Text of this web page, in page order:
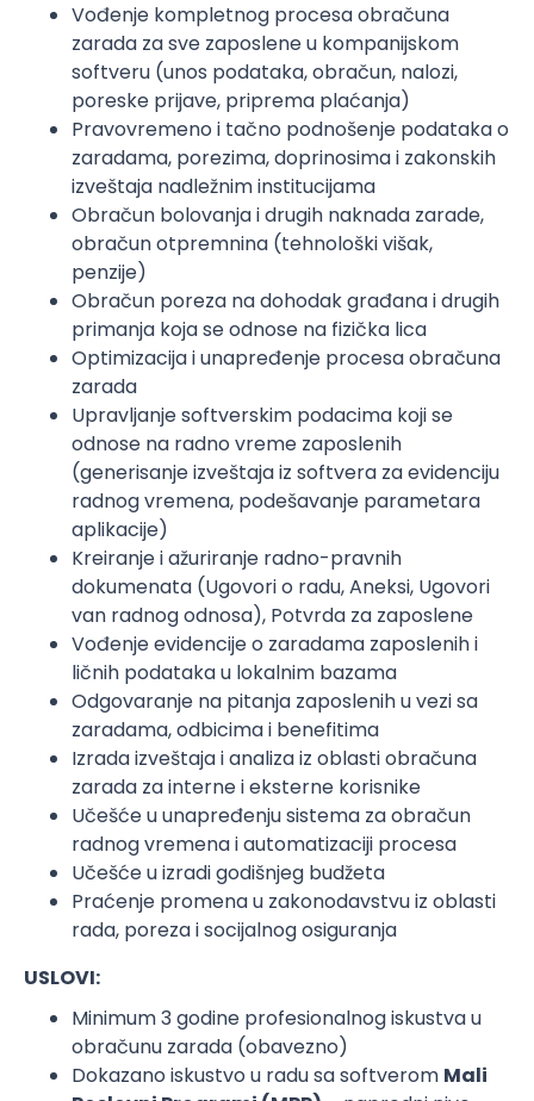
Vođenje kompletnog procesa obračuna
zarada za sve zaposlene u kompanijskom
softveru (unos podataka, obračun, nalozi,
poreske prijave, priprema plaćanja)
Pravovremeno i tačno podnošenje podataka o
zaradama, porezima, doprinosima i zakonskih
izveštaja nadležnim institucijama
Obračun bolovanja i drugih naknada zarade,
obračun otpremnina (tehnološki višak,
penzije)
Obračun poreza na dohodak građana i drugih
primanja koja se odnose na fizička lica
Optimizacija i unapređenje procesa obračuna
zarada
Upravljanje softverskim podacima koji se
odnose na radno vreme zaposlenih
(generisanje izveštaja iz softvera za evidenciju
radnog vremena, podešavanje parametara
aplikacije)
Kreiranje i ažuriranje radno-pravnih
dokumenata (Ugovori o radu, Aneksi, Ugovori
van radnog odnosa), Potvrda za zaposlene
Vođenje evidencije o zaradama zaposlenih i
ličnih podataka u lokalnim bazama
Odgovaranje na pitanja zaposlenih u vezi sa
zaradama, odbicima i benefitima
Izrada izveštaja i analiza iz oblasti obračuna
zarada za interne i eksterne korisnike
Učešće u unapređenju sistema za obračun
radnog vremena i automatizaciji procesa
Učešće u izradi godišnjeg budžeta
Praćenje promena u zakonodavstvu iz oblasti
rada, poreza i socijalnog osiguranja
USLOVI:
Minimum 3 godine profesionalnog iskustva u
obračunu zarada (obavezno)
Dokazano iskustvo u radu sa softverom Mali